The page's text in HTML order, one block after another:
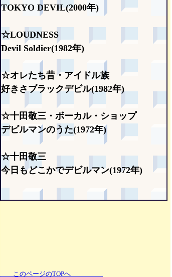
TOKYO DEVIL(2000年)
☆LOUDNESS
Devil Soldier(1982年)
☆オレたち昔・アイドル族
好きさブラックデビル(1982年)
☆十田敬三・ボーカル・ショップ
デビルマンのうた(1972年)
☆十田敬三
今日もどこかでデビルマン(1972年)
このページのTOPへ